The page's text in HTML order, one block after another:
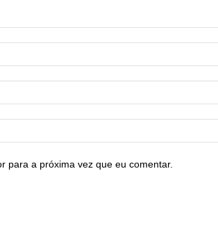
para a próxima vez que eu comentar.